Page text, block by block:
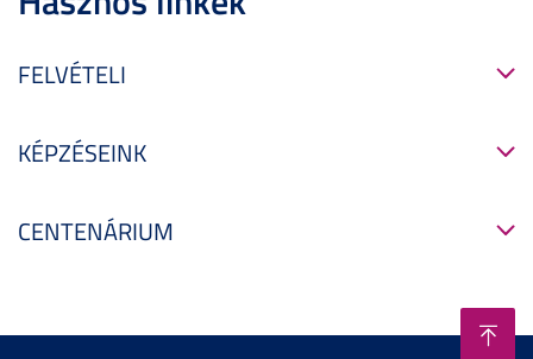
FELVÉTELI
KÉPZÉSEINK
CENTENÁRIUM